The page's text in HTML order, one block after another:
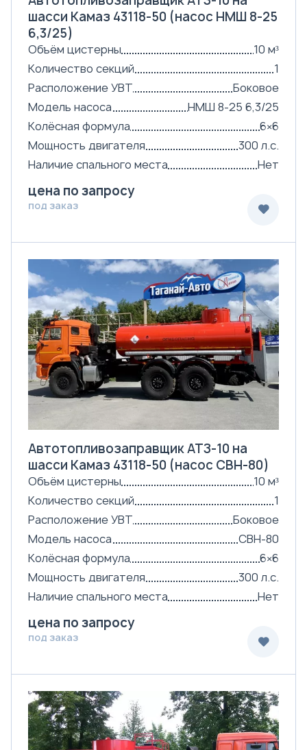
шасси Камаз 43118-50 (насос НМШ 8-25
6,3/25)
Объём цистерны
10 м³
Количество секций
1
Расположение УВТ
Боковое
Модель насоса
НМШ 8-25 6,3/25
Колёсная формула
6×6
Мощность двигателя
300 л.с.
Наличие спального места
Нет
цена по запросу
под заказ
Автотопливозаправщик АТЗ-10 на
шасси Камаз 43118-50 (насос СВН-80)
Объём цистерны
10 м³
Количество секций
1
Расположение УВТ
Боковое
Модель насоса
СВН-80
Колёсная формула
6×6
Мощность двигателя
300 л.с.
Наличие спального места
Нет
цена по запросу
под заказ